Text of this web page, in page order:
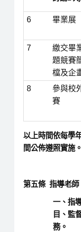
6 畢業展
7
繳交畢
題競賽
檔及企
8
參與校
賽
以上時間依每學
間公佈遵照實施
第五條 指導老師
一、 指
目、監
務。